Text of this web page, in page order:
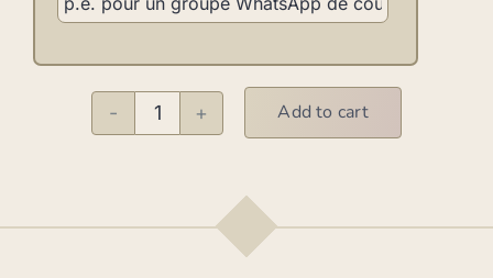
Heels
niveaux
Add to cart